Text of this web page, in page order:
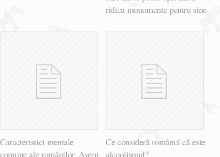
ridica monumente pentru sine
Caracteristici mentale
comune ale românilor. Avem
Ce consideră românul că este
alcoolismul?